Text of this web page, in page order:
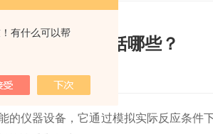
有什么可以帮
能的方法包括哪些？
的仪器设备，它通过模拟实际反应条件